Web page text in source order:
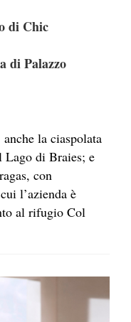
di Chic
di Palazzo
la ciaspolata
di Braies; e
con
l’azienda è
al rifugio Col